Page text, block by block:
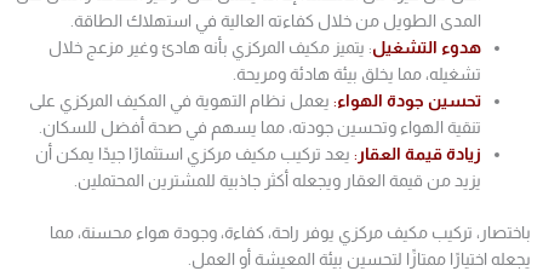
المدى الطويل من خلال كفاءته العالية في استهلاك الطاقة.
هدوء التشغيل: يتميز مكيف المركزي بأنه هادئ وغير مزعج خلال
تشغيله، مما يخلق بيئة هادئة ومريحة.
تحسين جودة الهواء: يعمل نظام التهوية في المكيف المركزي على
تنقية الهواء وتحسين جودته، مما يسهم في صحة أفضل للسكان.
زيادة قيمة العقار : يعد تركيب مكيف مركزي استثمارًا جيدًا يمكن أن
يزيد من قيمة العقار ويجعله أكثر جاذبية للمشترين المحتملين.
باختصار، تركيب مكيف مركزي يوفر راحة، كفاءة، وجودة هواء محسنة، مما
يجعله اختيارًا ممتازًا لتحسين بيئة المعيشة أو العمل.